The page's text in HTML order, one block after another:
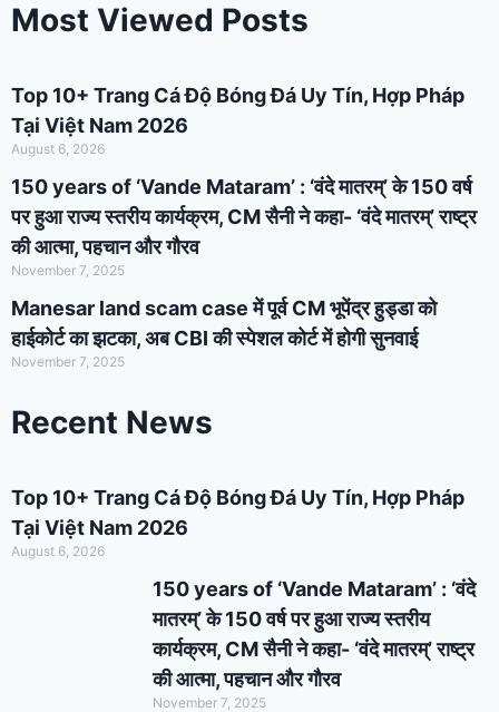
Most Viewed Posts
Top 10+ Trang Cá Độ Bóng Đá Uy Tín, Hợp Pháp
Tại Việt Nam 2026
August 6, 2026
150 years of ‘Vande Mataram’ : ‘वंदे मातरम्’ के 150 वर्ष
पर हुआ राज्य स्तरीय कार्यक्रम, CM सैनी ने कहा- ‘वंदे मातरम्’ राष्ट्र
की आत्मा, पहचान और गौरव
November 7, 2025
Manesar land scam case में पूर्व CM भूपेंद्र हुड्डा को
हाईकोर्ट का झटका, अब CBI की स्पेशल कोर्ट में होगी सुनवाई
November 7, 2025
Recent News
Top 10+ Trang Cá Độ Bóng Đá Uy Tín, Hợp Pháp
Tại Việt Nam 2026
August 6, 2026
150 years of ‘Vande Mataram’ : ‘वंदे
मातरम्’ के 150 वर्ष पर हुआ राज्य स्तरीय
कार्यक्रम, CM सैनी ने कहा- ‘वंदे मातरम्’ राष्ट्र
की आत्मा, पहचान और गौरव
November 7, 2025